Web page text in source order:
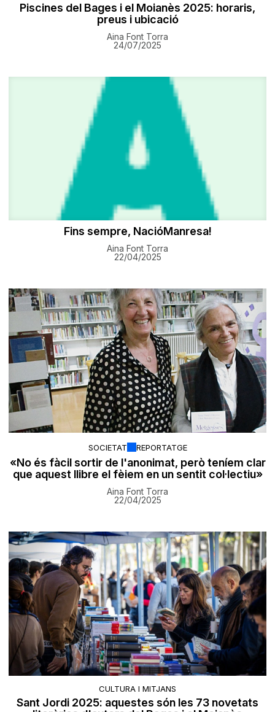
Piscines del Bages i el Moianès 2025: horaris,
preus i ubicació
Aina Font Torra
24/07/2025
Fins sempre, NacióManresa!
Aina Font Torra
22/04/2025
SOCIETAT REPORTATGE
«No és fàcil sortir de l'anonimat, però teníem clar
que aquest llibre el fèiem en un sentit col·lectiu»
Aina Font Torra
22/04/2025
CULTURA I MITJANS
Sant Jordi 2025: aquestes són les 73 novetats